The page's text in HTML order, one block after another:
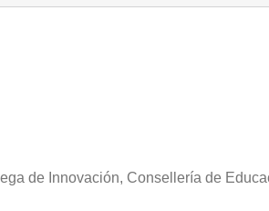
de Innovación, Consellería de